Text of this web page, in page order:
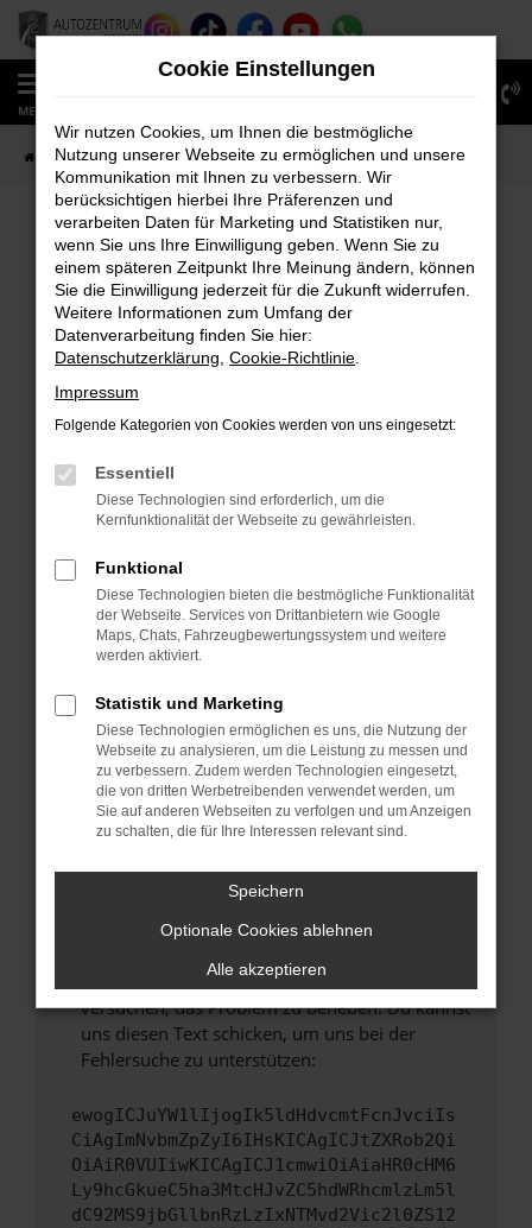
Zum
Hauptinhalt
springen
MENÜ
Startseite Fahrzeugverkauf Fahrzeug-Showroom
FEHLER: NETWORK ERROR
Beim Laden ist ein Fehler aufgetreten.
Hier sind ein paar Tipps, die dir helfen können:
Überprüfe deine Firewall und deine
Internetverbindung.
Laden andere Webseiten, zum Beispiel deine
Prüfe deine Browsererweiterungen.
Manche Erweiterungen, wie Werbeblocker,
verhindern. Funktioniert die Seite in einem
anderen Browser oder in einem privaten
Fenster?
Starte dein Gerät neu.
Probleme zu beheben.
Stelle sicher, dass dein Browser und dein
Betriebssystem auf dem neuesten Stand
sind.
Veraltete Software birgt nicht nur ein
Sicherheitsrisiko, sondern kann auch dazu
führen, dass bestimmte Funktionen nicht mehr
unterstützt werden.
Wende dich an den Webseitenbetreiber.
hast, kontaktiere uns bitte. Wir werden
versuchen, das Problem zu beheben. Du kannst
uns diesen Text schicken, um uns bei der
Fehlersuche zu unterstützen:
ewogICJuYW1lIjogIk5ldHdvcmtFcnJvciIs
CiAgImNvbmZpZyI6IHsKICAgICJtZXRob2Qi
OiAiR0VUIiwKICAgICJ1cmwiOiAiaHR0cHM6
Ly9hcGkueC5ha3MtcHJvZC5hdWRhcmlzLm5l
dC92MS9jbGllbnRzLzIxNTMvd2Vic2l0ZS12
Cookie Einstellungen
Wir nutzen Cookies, um Ihnen die bestmögliche
Nutzung unserer Webseite zu ermöglichen und unsere
Kommunikation mit Ihnen zu verbessern. Wir
berücksichtigen hierbei Ihre Präferenzen und
verarbeiten Daten für Marketing und Statistiken nur,
wenn Sie uns Ihre Einwilligung geben. Wenn Sie zu
einem späteren Zeitpunkt Ihre Meinung ändern, können
Sie die Einwilligung jederzeit für die Zukunft widerrufen.
Weitere Informationen zum Umfang der
Datenverarbeitung finden Sie hier:
Datenschutzerklärung Cookie-Richtlinie
Impressum
Folgende Kategorien von Cookies werden von uns eingesetzt:
Essentiell
Diese Technologien sind erforderlich, um die
Kernfunktionalität der Webseite zu gewährleisten.
Funktional
Diese Technologien bieten die bestmögliche Funktionalität
der Webseite. Services von Drittanbietern wie Google
Maps, Chats, Fahrzeugbewertungssystem und weitere
werden aktiviert.
Statistik und Marketing
Diese Technologien ermöglichen es uns, die Nutzung der
Webseite zu analysieren, um die Leistung zu messen und
zu verbessern. Zudem werden Technologien eingesetzt,
die von dritten Werbetreibenden verwendet werden, um
Sie auf anderen Webseiten zu verfolgen und um Anzeigen
zu schalten, die für Ihre Interessen relevant sind.
Speichern
Optionale Cookies ablehnen
Alle akzeptieren